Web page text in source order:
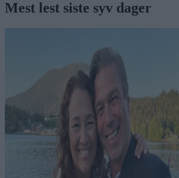
Mest lest siste syv dager